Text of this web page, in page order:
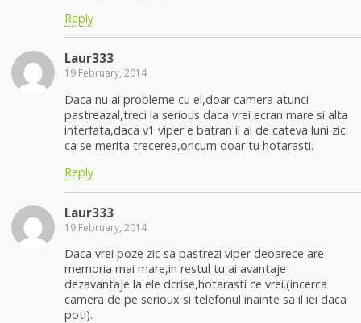
Reply
Laur333
19 February, 2014
Daca nu ai probleme cu el,doar camera atunci
pastreazal,treci la serious daca vrei ecran mare si alta
interfata,daca v1 viper e batran il ai de cateva luni zic
ca se merita trecerea,oricum doar tu hotarasti.
Reply
Laur333
19 February, 2014
Daca vrei poze zic sa pastrezi viper deoarece are
memoria mai mare,in restul tu ai avantaje
dezavantaje la ele dcrise,hotarasti ce vrei.(incerca
camera de pe serioux si telefonul inainte sa il iei daca
poti).